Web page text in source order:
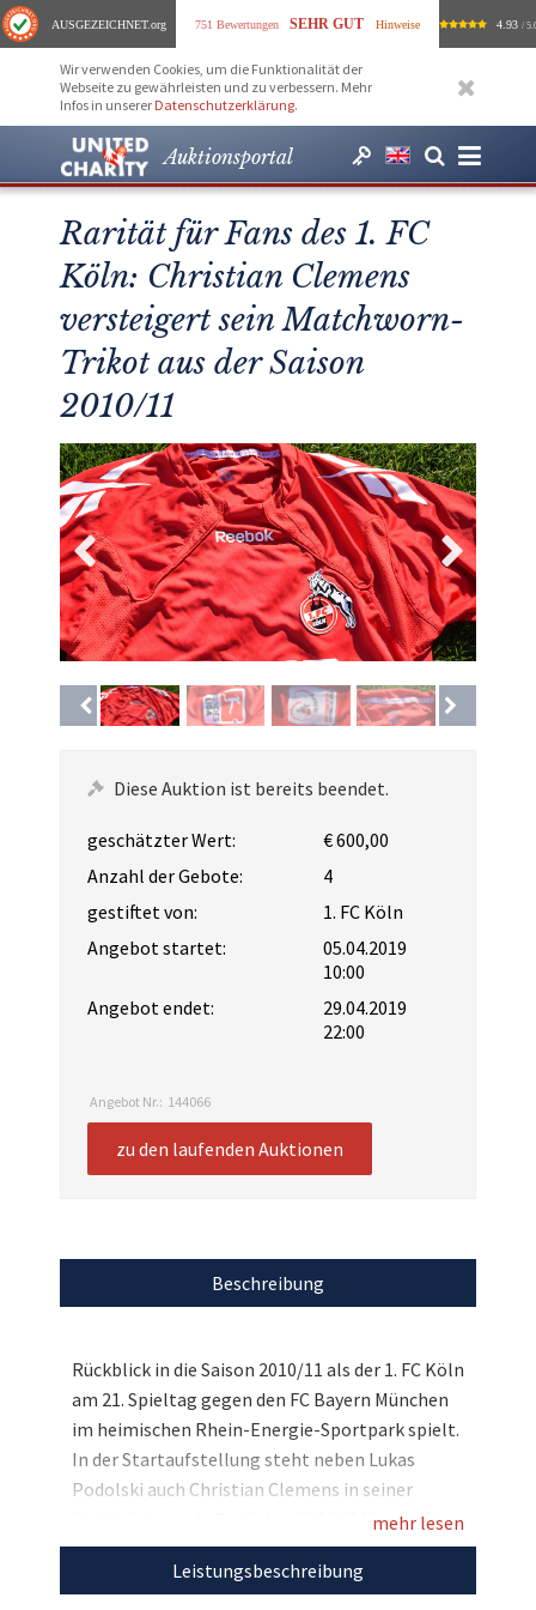
AUSGEZEICHNET.org 751 Bewertungen SEHR GUT Hinweise 4.93 /
Wir verwenden Cookies, um die Funktionalität der
Webseite zu gewährleisten und zu verbessern. Mehr
Infos in unserer Datenschutzerklärung.
Auktionsportal
Rarität für Fans des 1. FC
Köln: Christian Clemens
versteigert sein Matchworn-
Trikot aus der Saison
2010/11
Diese Auktion ist bereits beendet.
geschätzter Wert:
€ 600,00
Anzahl der Gebote:
4
gestiftet von:
1. FC Köln
Angebot startet:
05.04.2019
10:00
Angebot endet:
29.04.2019
22:00
Angebot Nr.: 144066
zu den laufenden Auktionen
Beschreibung
Rückblick in die Saison 2010/11 als der 1. FC Köln
am 21. Spieltag gegen den FC Bayern München
im heimischen Rhein-Energie-Sportpark spielt.
In der Startaufstellung steht neben Lukas
Podolski auch Christian Clemens in seiner
Debüt-Saison als Profi. Am 05.02.2011 schafft
der FC durch Tore von Novakovic (2) und
Christian Clemens (1) einen fulminanten 3:2
mehr lesen
Leistungsbeschreibung